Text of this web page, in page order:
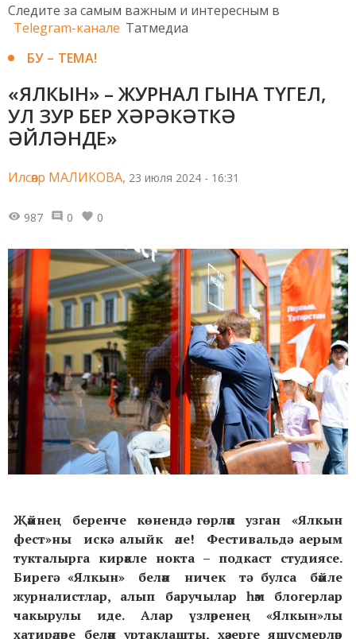
Следите за самым важным и интересным в
Telegram-канале Татмедиа
БУ – ТЕМА!
«ЯЛКЫН» – ЖУРНАЛ ГЫНА ТҮГЕЛ,
УЛ ЗУР БЕР ХӘРӘКӘТКӘ
ӘЙЛӘНДЕ»
Илсөяр МАЛИКОВА, 23 июля 2024 - 16:31
987 0 0
Җәйнең беренче көнендә гөрләп узган «Ялкын
фест»ны искә алыйк әле! Фестивальдә аерым
тукталырга кирәкле нокта – подкаст студиясе.
Бирегә «Ялкын» белән ничек тә булса бәйле
журналистлар, алып баручылар һәм блогерлар
чакырулы иде. Алар үзләренең «Ялкын»лы
хатирәләре белән уртаклашты, хәзерге яшүсмерләр